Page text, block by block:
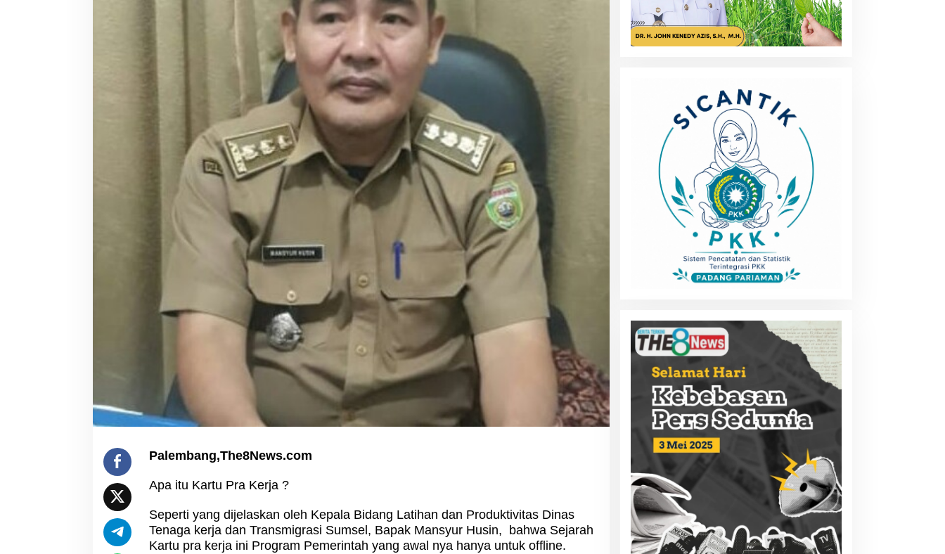
Palembang,The8News.com
Apa itu Kartu Pra Kerja ?
Seperti yang dijelaskan oleh Kepala Bidang Latihan dan Produktivitas Dinas
Tenaga kerja dan Transmigrasi Sumsel, Bapak Mansyur Husin, bahwa Sejarah
Kartu pra kerja ini Program Pemerintah yang awal nya hanya untuk offline.